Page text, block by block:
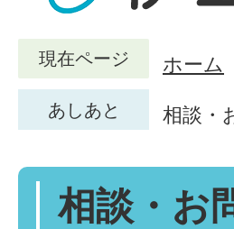
現在ページ ホーム
あしあと 相談・
相談・お